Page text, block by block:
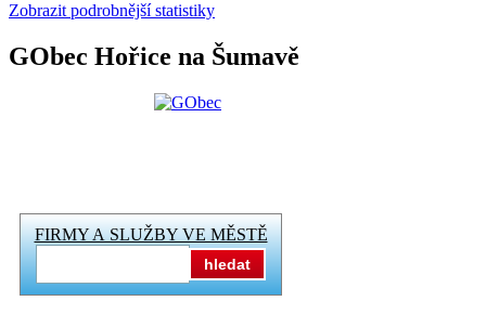
Zobrazit podrobnější statistiky
GObec Hořice na Šumavě
FIRMY A SLUŽBY VE MĚSTĚ
hledat